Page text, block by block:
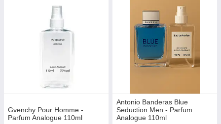
Gvenchy Pour Homme -
Parfum Analogue 110ml
Antonio Banderas Blue
Seduction Men - Parfum
Analogue 110ml